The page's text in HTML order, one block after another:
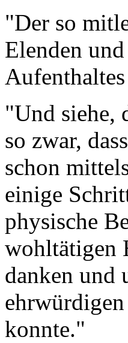
"Der so
Elenden
"Und siehe,
so zwar,
schon
einige
physische
wohltätigen
danken und
konnte."